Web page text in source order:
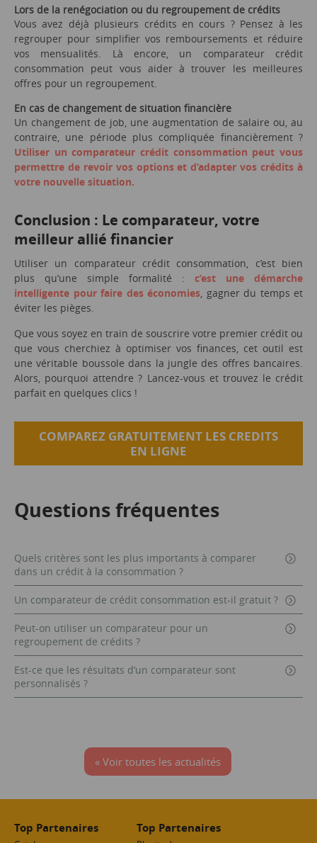
Lors de la renégociation ou du regroupement de crédits
Vous avez déjà plusieurs crédits en cours ? Pensez à les
regrouper pour simplifier vos remboursements et réduire
vos mensualités. Là encore, un comparateur crédit
consommation peut vous aider à trouver les meilleures
offres pour un regroupement.
En cas de changement de situation financière
Un changement de job, une augmentation de salaire ou, au
contraire, une période plus compliquée financièrement ?
Utiliser un comparateur crédit consommation peut vous
permettre de revoir vos options et d’adapter vos crédits à
votre nouvelle situation.
Conclusion : Le comparateur, votre
meilleur allié financier
Utiliser un comparateur crédit consommation, c’est bien
plus qu’une simple formalité : c’est une démarche
intelligente pour faire des économies, gagner du temps et
éviter les pièges.
Que vous soyez en train de souscrire votre premier crédit ou
que vous cherchiez à optimiser vos finances, cet outil est
une véritable boussole dans la jungle des offres bancaires.
Alors, pourquoi attendre ? Lancez-vous et trouvez le crédit
parfait en quelques clics !
COMPAREZ GRATUITEMENT LES CREDITS
EN LIGNE
Questions fréquentes
Quels critères sont les plus importants à comparer
dans un crédit à la consommation ?
Un comparateur de crédit consommation est-il gratuit ?
Peut-on utiliser un comparateur pour un
regroupement de crédits ?
Est-ce que les résultats d’un comparateur sont
personnalisés ?
« Voir toutes les actualités
Top Partenaires Top Partenaires